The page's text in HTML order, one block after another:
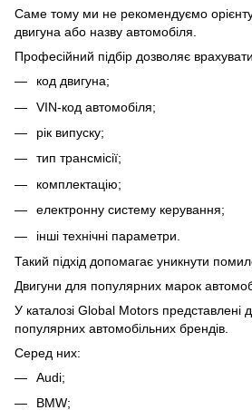
Саме тому ми не рекомендуємо
двигуна або назву автомобіля.
Професійний підбір дозволяє
код двигуна;
VIN-код автомобіля;
рік випуску;
тип трансмісії;
комплектацію;
електронну систему керування;
інші технічні параметри.
Такий підхід допомагає уникнути
Двигуни для популярних марок
У каталозі Global Motors представлені
популярних автомобільних брендів.
Серед них:
Audi;
BMW;